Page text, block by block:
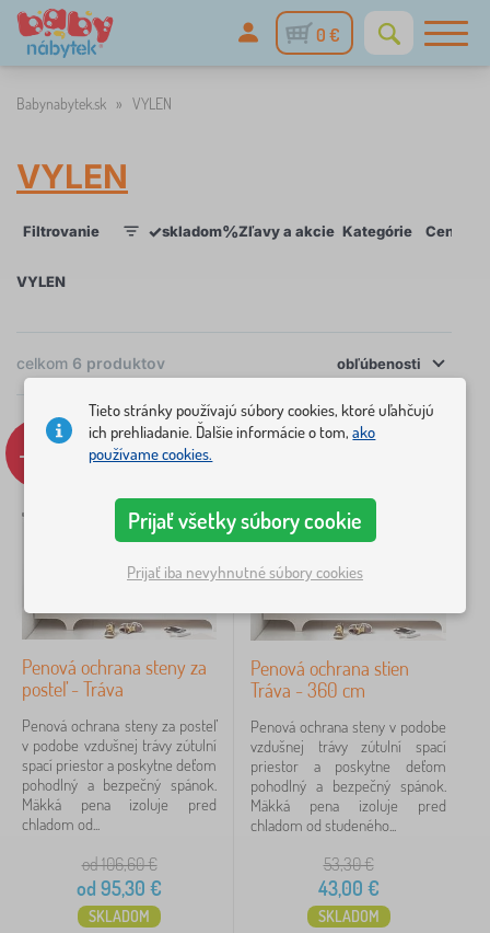
0 €
Babynabytek.sk » VYLEN
VYLEN
Filtrovanie ✓skladom%Zľavy a akcie Kategórie Cena
FILTROVANIE ×
Kategórie
s
t
e
e
ý
n
b
y
o
k
>
K
o
b
č
k
>
H
r
a
č
k
y
n
a
Cena
15 €96 €
Vyhľadať v rámci filtra
Dostupnosť
Typ ponuky
VYLEN
celkom 6 produktov
obľúbenosti
-11%
Penová ochrana steny za
posteľ - Tráva
Penová ochrana steny za posteľ
v podobe vzdušnej trávy zútulní
spací priestor a poskytne deťom
pohodlný a bezpečný spánok.
Mäkká pena izoluje pred
chladom od...
od 106,60€
od 95,30 €
SKLADOM
Penová ochrana stien
Tráva - 360 cm
Penová ochrana steny v podobe
vzdušnej trávy zútulní spací
priestor a poskytne deťom
pohodlný a bezpečný spánok.
Mäkká pena izoluje pred
chladom od studeného...
53,30€
43,00 €
SKLADOM
Tieto stránky používajú súbory cookies, ktoré uľahčujú
ich prehliadanie. Ďalšie informácie o tom,ako
používame cookies.
Prijať všetky súbory cookie
Prijať iba nevyhnutné súbory cookies